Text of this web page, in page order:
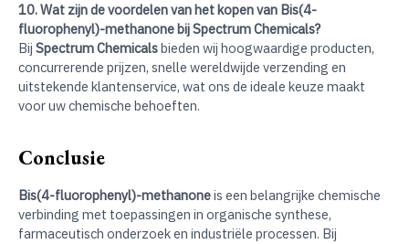
10. Wat zijn de voordelen van het kopen van Bis(4-
fluorophenyl)-methanone bij Spectrum Chemicals?
Bij Spectrum Chemicalsbieden wij hoogwaardige producten,
concurrerende prijzen, snelle wereldwijde verzending en
uitstekende klantenservice, wat ons de ideale keuze maakt
voor uw chemische behoeften.
Conclusie
Bis(4-fluorophenyl)-methanoneis een belangrijke chemische
verbinding met toepassingen in organische synthese,
farmaceutisch onderzoek en industriële processen. Bij